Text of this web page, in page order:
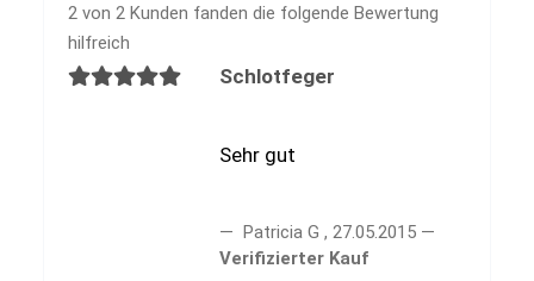
2 von 2 Kunden fanden die folgende Bewertung
hilfreich
Schlotfeger
Sehr gut
Patricia G , 27.05.2015
Verifizierter Kauf